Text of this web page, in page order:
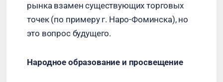
рынка взамен существующих торговых
точек (по примеру г. Наро-Фоминска), но
это вопрос будущего.
Народное образование и просвещение